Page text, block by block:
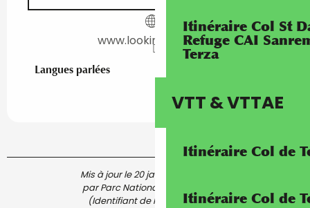
Itinéraire Col St
Refuge CAI
Terza
VTT & VTTAE
Itinéraire Col de
Itinéraire Col de
www.lookingaround.it
Langues parlées
Langues parlées
Mis à jour le 20 janvier 2026 à 14:56
par Parc National du Mercantour
(Identifiant de l'offre : 6492513)